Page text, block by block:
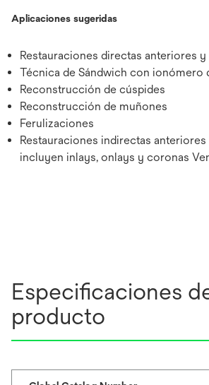
Aplicaciones sugeridas
Restauraciones directas anteriores
Técnica de Sándwich con ionómero
Reconstrucción de cúspides
Reconstrucción de muñones
Ferulizaciones
Restauraciones indirectas
incluyen inlays, onlays y coronas
Especificaciones
producto